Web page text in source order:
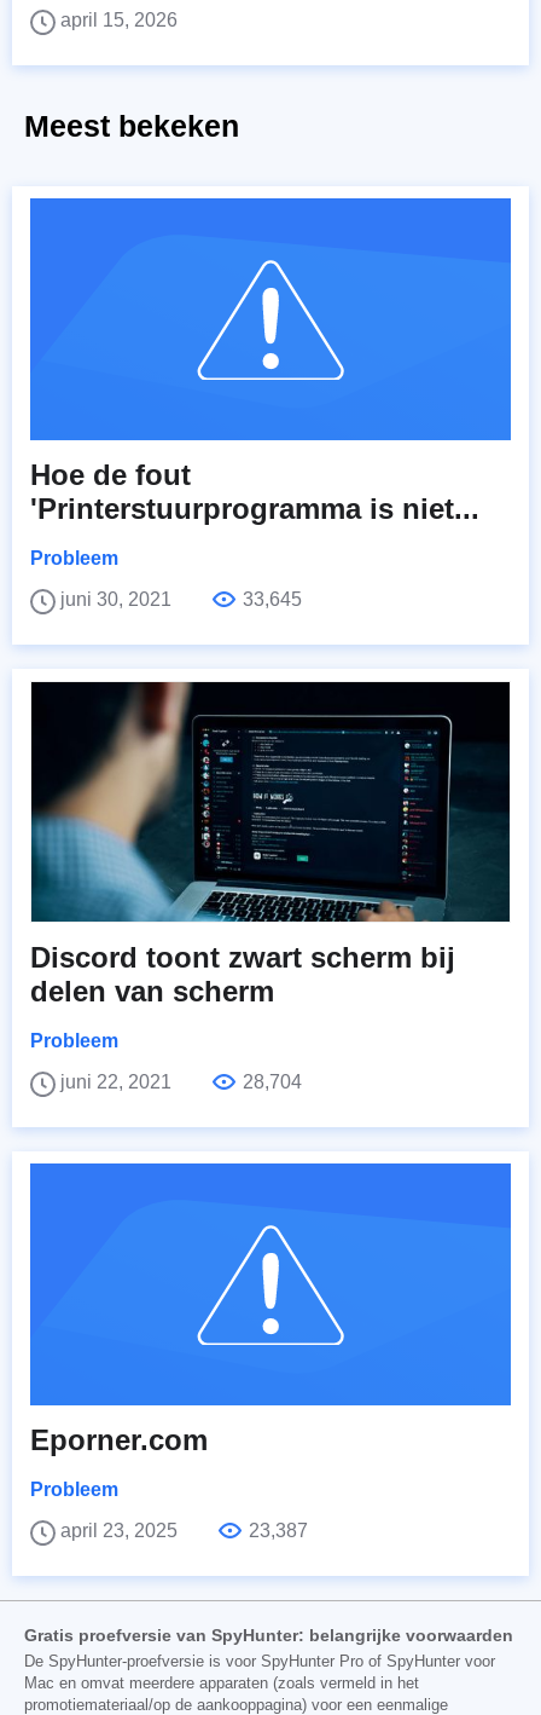
april 15, 2026
Meest bekeken
Hoe de fout
'Printerstuurprogramma is niet...
Probleem
juni 30, 2021
33,645
Discord toont zwart scherm bij
delen van scherm
Probleem
juni 22, 2021
28,704
Eporner.com
Probleem
april 23, 2025
23,387
Gratis proefversie van SpyHunter: belangrijke voorwaarden
De SpyHunter-proefversie is voor SpyHunter Pro of SpyHunter voor
Mac en omvat meerdere apparaten (zoals vermeld in het
promotiemateriaal/op de aankooppagina) voor een eenmalige